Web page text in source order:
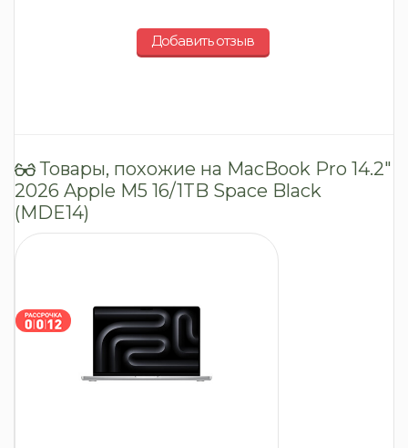
Добавить отзыв
Товары, похожие на MacBook Pro 14.2″
2026 Apple M5 16/1TB Space Black
(MDE14)